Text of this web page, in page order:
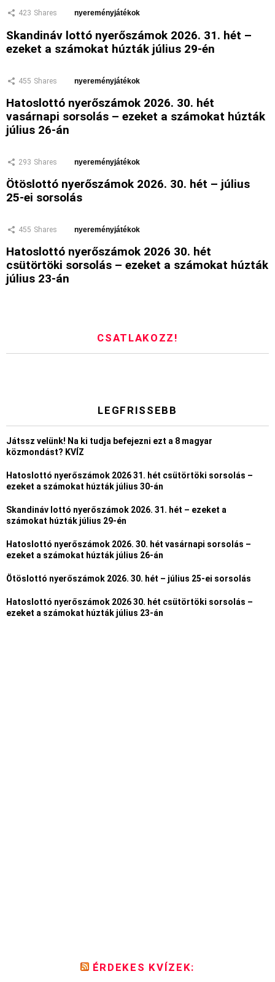
423 Shares nyereményjátékok
Skandináv lottó nyerőszámok 2026. 31. hét –
ezeket a számokat húzták július 29-én
455 Shares nyereményjátékok
Hatoslottó nyerőszámok 2026. 30. hét
vasárnapi sorsolás – ezeket a számokat húzták
július 26-án
293 Shares nyereményjátékok
Ötöslottó nyerőszámok 2026. 30. hét – július
25-ei sorsolás
455 Shares nyereményjátékok
Hatoslottó nyerőszámok 2026 30. hét
csütörtöki sorsolás – ezeket a számokat húzták
július 23-án
CSATLAKOZZ!
LEGFRISSEBB
Játssz velünk! Na ki tudja befejezni ezt a 8 magyar
közmondást? KVÍZ
Hatoslottó nyerőszámok 2026 31. hét csütörtöki sorsolás –
ezeket a számokat húzták július 30-án
Skandináv lottó nyerőszámok 2026. 31. hét – ezeket a
számokat húzták július 29-én
Hatoslottó nyerőszámok 2026. 30. hét vasárnapi sorsolás –
ezeket a számokat húzták július 26-án
Ötöslottó nyerőszámok 2026. 30. hét – július 25-ei sorsolás
Hatoslottó nyerőszámok 2026 30. hét csütörtöki sorsolás –
ezeket a számokat húzták július 23-án
ÉRDEKES KVÍZEK: